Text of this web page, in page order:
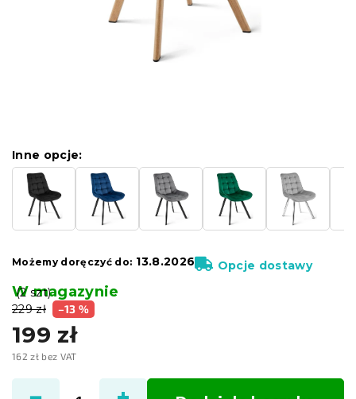
229 zł –13 %
199 zł
162 zł bez VAT
jednostkowa:
W magazynie
(2 szt)
Inne opcje:
Możemy doręczyć do: 13.8.2026 Opcje dostawy